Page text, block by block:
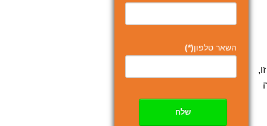
השאר טלפון(*)
שלח